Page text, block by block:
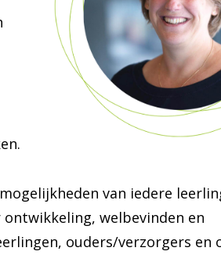
van iedere
welbevinden en
ouders/verzorgers en